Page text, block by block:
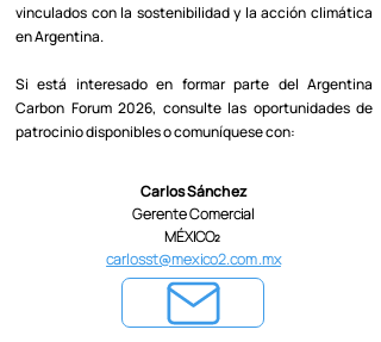
vinculados con la sostenibilidad y la acción climática
en Argentina.
Si está interesado en formar parte del Argentina
Carbon Forum 2026, consulte las oportunidades de
patrocinio disponibles o comuníquese con:
Carlos Sánchez
Gerente Comercial
MÉXICO₂
carlosst@mexico2.com.mx